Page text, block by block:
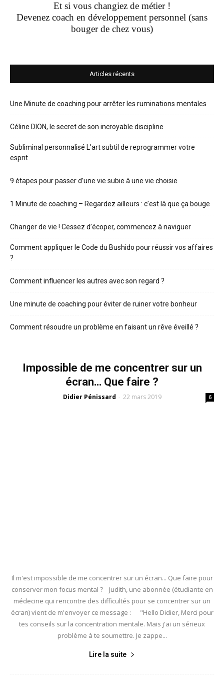
Et si vous changiez de métier !
Devenez coach en développement personnel (sans
bouger de chez vous)
Articles récents
Une Minute de coaching pour arrêter les ruminations mentales
Céline DION, le secret de son incroyable discipline
Subliminal personnalisé L’art subtil de reprogrammer votre
esprit
9 étapes pour passer d’une vie subie à une vie choisie
1 Minute de coaching – Regardez ailleurs : c’est là que ça bouge
Changer de vie ! Cessez d’écoper, commencez à naviguer
Comment appliquer le Code du Bushido pour réussir vos affaires
?
Comment influencer les autres avec son regard ?
Une minute de coaching pour éviter de ruiner votre bonheur
Comment résoudre un problème en faisant un rêve éveillé ?
Impossible de me concentrer sur un
écran… Que faire ?
Didier Pénissard - 22 mars 2019 6
Il m'est impossible de me concentrer sur un écran... Que faire pour
conserver mon focus mental ? Judith, une abonnée (étudiante en
médecine qui rencontre des difficultés pour se concentrer sur un
écran) vient de m'envoyer ce message : "Hello Didier, Merci pour
tes conseils sur la concentration mentale. Mais j'ai un sérieux
problème à te soumettre. Je zappe...
Lire la suite